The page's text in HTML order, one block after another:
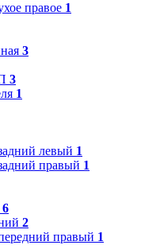
правое 1
3
3
1
левый 1
правый 1
6
2
правый 1